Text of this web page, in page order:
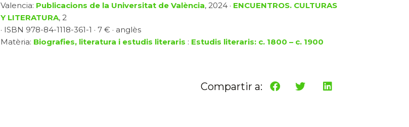
Valencia: Publicacions de la Universitat de València, 2024 · ENCUENTROS. CULTURAS
Y LITERATURA, 2
· ISBN 978-84-1118-361-1 · 7 € · anglès
Matèria: Biografies, literatura i estudis literaris : Estudis literaris: c. 1800 – c. 1900
Compartir a: